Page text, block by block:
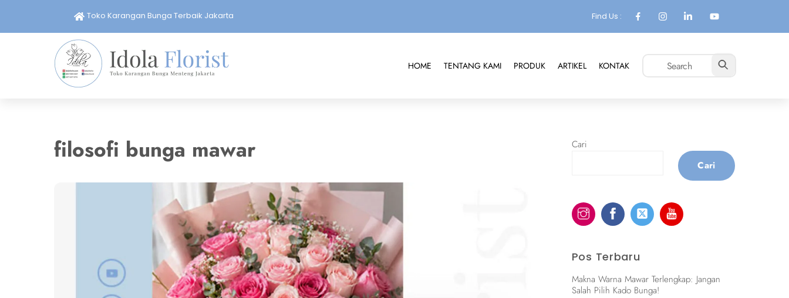
content
Toko Karangan Bunga Terbaik Jakarta Find Us :
HOME TENTANG KAMI PRODUK ARTIKEL KONTAK
filosofi bunga mawar
Cari
Cari
Pos Terbaru
Makna Warna Mawar Terlengkap: Jangan
Salah Pilih Kado Bunga!